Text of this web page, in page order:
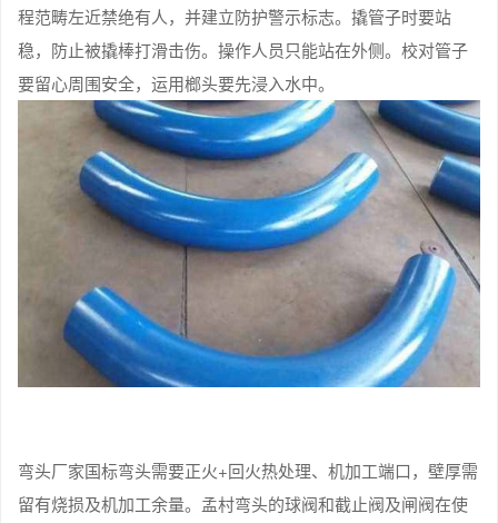
程范畴左近禁绝有人，并建立防护警示标志。撬管子时要站
稳，防止被撬棒打滑击伤。操作人员只能站在外侧。校对管子
要留心周围安全，运用榔头要先浸入水中。
弯头厂家国标弯头需要正火+回火热处理、机加工端口，壁厚需
留有烧损及机加工余量。孟村弯头的球阀和截止阀及闸阀在使